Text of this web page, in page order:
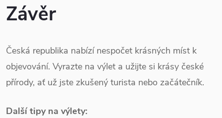
Závěr
Česká republika nabízí nespočet krásných míst k
objevování. Vyrazte na výlet a užijte si krásy české
přírody, ať už jste zkušený turista nebo začátečník.
Další tipy na výlety: